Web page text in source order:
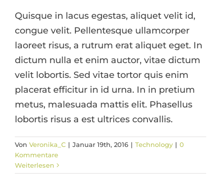
Quisque in lacus egestas, aliquet velit id,
congue velit. Pellentesque ullamcorper
laoreet risus, a rutrum erat aliquet eget. In
dictum nulla et enim auctor, vitae dictum
velit lobortis. Sed vitae tortor quis enim
placerat efficitur in id urna. In in pretium
metus, malesuada mattis elit. Phasellus
lobortis risus a est ultrices convallis.
Von Veronika_C | Januar 19th, 2016 | Technology | 0
Kommentare
Weiterlesen
Nulla in lorem et risus bibendum in